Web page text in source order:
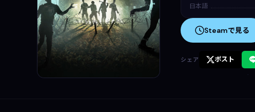
日本語
Steamで見る
シェア ポスト